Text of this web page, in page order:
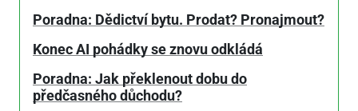
Poradna: Dědictví bytu. Prodat? Pronajmout?
Konec AI pohádky se znovu odkládá
Poradna: Jak překlenout dobu do
předčasného důchodu?